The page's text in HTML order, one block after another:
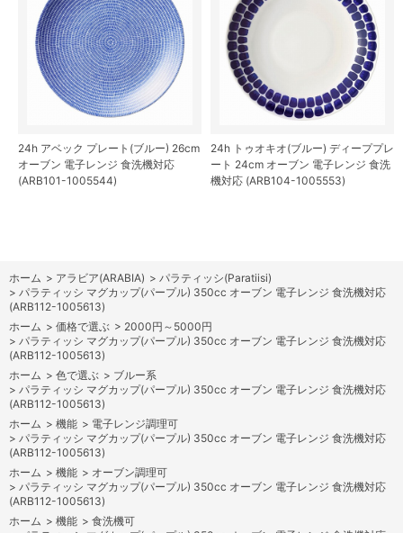
24h アベック プレート(ブルー) 26cm
オーブン 電子レンジ 食洗機対応
(ARB101-1005544)
24h トゥオキオ(ブルー) ディーププレ
ート 24cm オーブン 電子レンジ 食洗
機対応 (ARB104-1005553)
ホーム > アラビア(ARABIA) > パラティッシ(Paratiisi)
> パラティッシ マグカップ(パープル) 350cc オーブン 電子レンジ 食洗機対応
(ARB112-1005613)
ホーム > 価格で選ぶ > 2000円～5000円
> パラティッシ マグカップ(パープル) 350cc オーブン 電子レンジ 食洗機対応
(ARB112-1005613)
ホーム > 色で選ぶ > ブルー系
> パラティッシ マグカップ(パープル) 350cc オーブン 電子レンジ 食洗機対応
(ARB112-1005613)
ホーム > 機能 > 電子レンジ調理可
> パラティッシ マグカップ(パープル) 350cc オーブン 電子レンジ 食洗機対応
(ARB112-1005613)
ホーム > 機能 > オーブン調理可
> パラティッシ マグカップ(パープル) 350cc オーブン 電子レンジ 食洗機対応
(ARB112-1005613)
ホーム > 機能 > 食洗機可